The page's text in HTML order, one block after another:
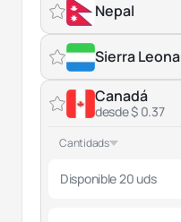
Nepal
Sierra Leona
Canadá
desde $ 0.37
Cantidads
Disponible 20 uds